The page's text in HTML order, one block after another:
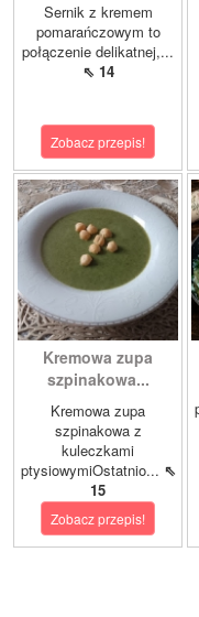
Sernik z kremem
pomarańczowym to
połączenie delikatnej,...
⇖ 14
Zobacz przepis!
Kremowa zupa
szpinakowa...
Kremowa zupa
szpinakowa z
kuleczkami
ptysiowymiOstatnio... ⇖
15
Zobacz przepis!